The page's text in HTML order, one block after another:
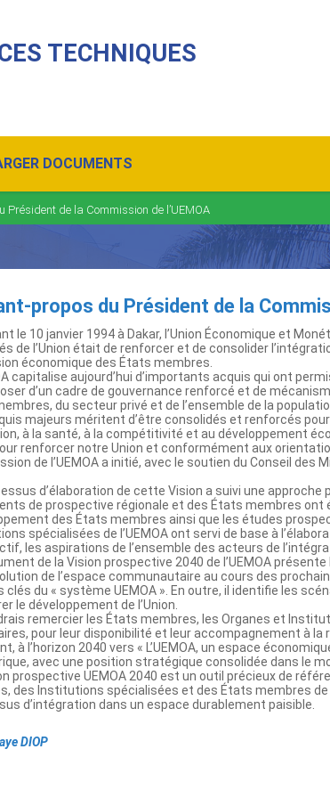
TECHNIQUES
DOCUMENTS
Président de la Commission de l’UEMOA
propos du Président de la
le 10 janvier 1994 à Dakar, l’Union Économique et
de l’Union était de renforcer et de consolider
économique des États membres.
capitalise aujourd’hui d’importants acquis qui ont
d’un cadre de gouvernance renforcé et de
du secteur privé et de l’ensemble de la
majeurs méritent d’être consolidés et renforcés
à la santé, à la compétitivité et au développement
renforcer notre Union et conformément aux
de l’UEMOA a initié, avec le soutien du Conseil des
d’élaboration de cette Vision a suivi une
de prospective régionale et des États membres ont
des États membres ainsi que les études
spécialisées de l’UEMOA ont servi de base à
les aspirations de l’ensemble des acteurs de
de la Vision prospective 2040 de l’UEMOA
de l’espace communautaire au cours des
clés du « système UEMOA ». En outre, il identifie les
le développement de l’Union.
remercier les États membres, les Organes et
pour leur disponibilité et leur accompagnement à
à l’horizon 2040 vers « L’UEMOA, un espace
avec une position stratégique consolidée dans le
prospective UEMOA 2040 est un outil précieux de
des Institutions spécialisées et des États membres de
d’intégration dans un espace durablement paisible.
DIOP